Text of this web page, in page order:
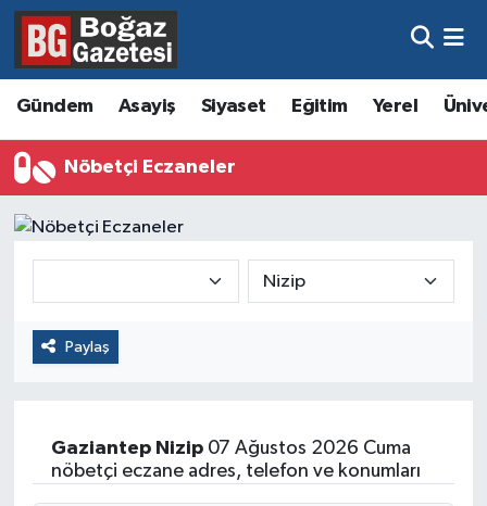
Gündem Asayiş Siyaset Eğitim Yerel
Nöbetçi Eczaneler
Paylaş
Gaziantep Nizip07 Ağustos 2026 Cuma
nöbetçi eczane adres, telefon ve konumları
Asayiş
Eğitim
Ekonomi
Kültür ve Sanat
Magazin
Sağlık
Hava Durumu
Trafik Durumu
Süper Lig Puan Durumu ve Fikstür
Son Dakika Haberleri
Haber Arşivi